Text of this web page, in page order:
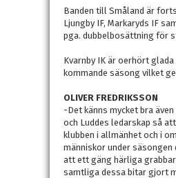
Banden till Småland är
Ljungby IF, Markaryds IF
pga. dubbelbosättning för
Kvarnby IK är oerhört
kommande säsong vilket
OLIVER FREDRIKSSON
-Det känns mycket bra
och Luddes ledarskap så
klubben i allmänhet och i
människor under
att ett gäng härliga
samtliga dessa bitar gjort